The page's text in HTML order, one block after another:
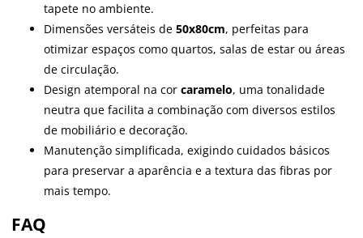
tapete no ambiente.
Dimensões versáteis de 50x80cm, perfeitas para
otimizar espaços como quartos, salas de estar ou áreas
de circulação.
Design atemporal na cor caramelo, uma tonalidade
neutra que facilita a combinação com diversos estilos
de mobiliário e decoração.
Manutenção simplificada, exigindo cuidados básicos
para preservar a aparência e a textura das fibras por
mais tempo.
FAQ